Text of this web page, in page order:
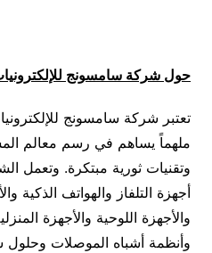
حول شركة سامسونج
تعتبر شركة سامسونج
ملهماً يساهم في رسم معالم
وتقنيات ثورية مبتكرة. وتعمل
أجهزة التلفاز والهواتف الذكية
والأجهزة اللوحية والأجهزة
وأنظمة أشباه الموصلات وحلول